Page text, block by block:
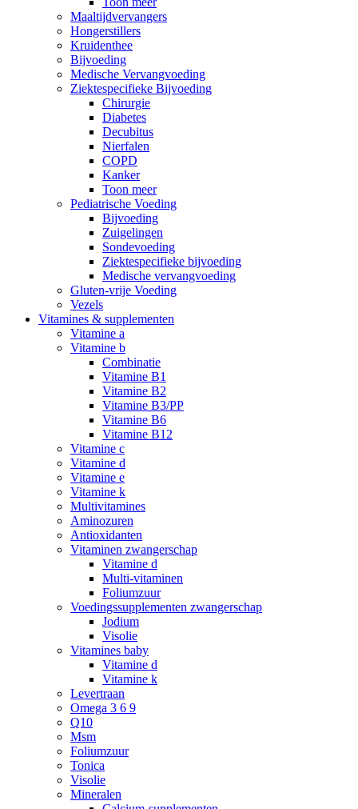
Maaltijdvervangers
Hongerstillers
Kruidenthee
Bijvoeding
Medische Vervangvoeding
Ziektespecifieke Bijvoeding
Chirurgie
Diabetes
Decubitus
Nierfalen
COPD
Kanker
Toon meer
Pediatrische Voeding
Bijvoeding
Zuigelingen
Sondevoeding
Ziektespecifieke bijvoeding
Medische vervangvoeding
Gluten-vrije Voeding
Vezels
Vitamines & supplementen
Vitamine a
Vitamine b
Combinatie
Vitamine B1
Vitamine B2
Vitamine B3/PP
Vitamine B6
Vitamine B12
Vitamine c
Vitamine d
Vitamine e
Vitamine k
Multivitamines
Aminozuren
Antioxidanten
Vitaminen zwangerschap
Vitamine d
Multi-vitaminen
Foliumzuur
Voedingssupplementen zwangerschap
Jodium
Visolie
Vitamines baby
Vitamine d
Vitamine k
Levertraan
Omega 3 6 9
Q10
Msm
Foliumzuur
Tonica
Visolie
Mineralen